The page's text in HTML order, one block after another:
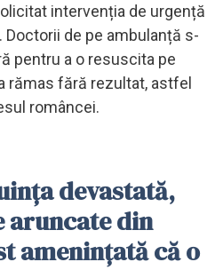
intervenția de urgență
Doctorii de pe ambulanță s-
pentru a o resuscita pe
rămas fără rezultat, astfel
româncei.
devastată,
din
amenințată că o